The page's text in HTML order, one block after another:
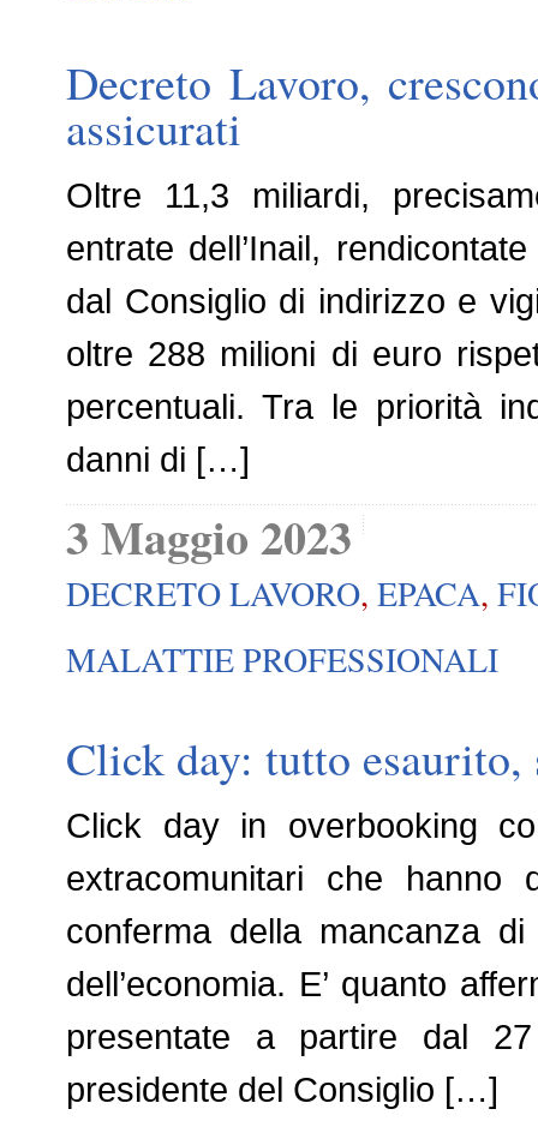
Decreto Lavoro,
assicurati
Oltre 11,3 miliardi,
entrate dell’Inail,
dal Consiglio di indirizzo e
oltre 288 milioni di euro
percentuali. Tra le priorità
danni di […]
3 Maggio 2023
DECRETO LAVORO, EPACA,
MALATTIE PROFESSIONALI
Click day: tutto
Click day in overbooking
extracomunitari che
conferma della mancanza
dell’economia. E’ quanto
presentate a partire dal
presidente del Consiglio […]